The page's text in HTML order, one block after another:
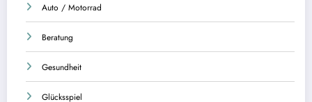
Auto / Motorrad
Beratung
Gesundheit
Glücksspiel